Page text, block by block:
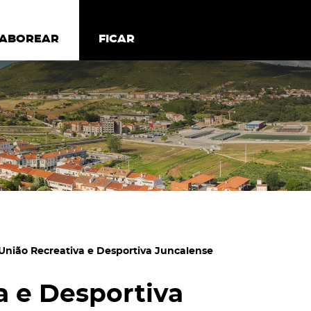
SABOREAR FICAR
FICAR
Recreativa e Desportiva Juncalense
e Desportiva